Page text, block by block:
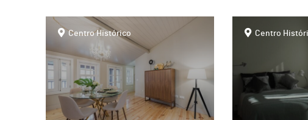
pageCentro Histórico pageCentro